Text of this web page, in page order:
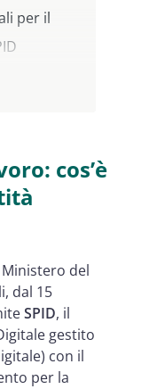
per il
con
cos’è
Ministero del
dal 15
SPID, il
gestito
con il
per la